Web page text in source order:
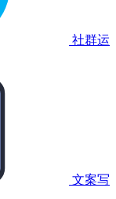
社群运
文案写